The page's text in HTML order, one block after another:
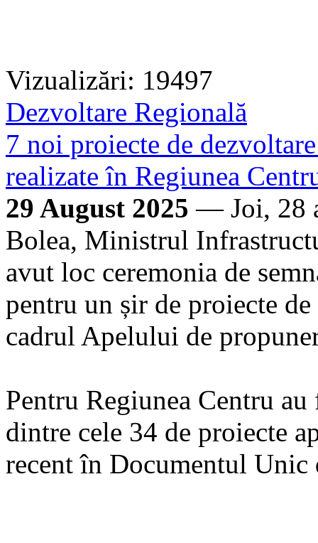
Vizualizări: 19497
Dezvoltare Regională
7 noi proiecte de
realizate în Regiunea
29 August 2025 — Joi, 28
Bolea, Ministrul
avut loc ceremonia de
pentru un șir de proiecte
cadrul Apelului de
Pentru Regiunea Centru
dintre cele 34 de proiecte
recent în Documentul Unic